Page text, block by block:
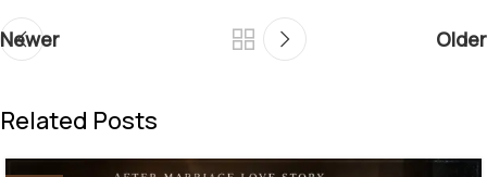
Newer Older
Related Posts